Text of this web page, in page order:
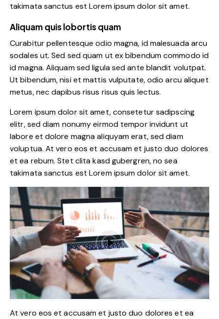
takimata sanctus est Lorem ipsum dolor sit amet.
Aliquam quis lobortis quam
Curabitur pellentesque odio magna, id malesuada arcu
sodales ut. Sed sed quam ut ex bibendum commodo id
id magna. Aliquam sed ligula sed ante blandit volutpat.
Ut bibendum, nisi et mattis vulputate, odio arcu aliquet
metus, nec dapibus risus risus quis lectus.
Lorem ipsum dolor sit amet, consetetur sadipscing
elitr, sed diam nonumy eirmod tempor invidunt ut
labore et dolore magna aliquyam erat, sed diam
voluptua. At vero eos et accusam et justo duo dolores
et ea rebum. Stet clita kasd gubergren, no sea
takimata sanctus est Lorem ipsum dolor sit amet.
At vero eos et accusam et justo duo dolores et ea